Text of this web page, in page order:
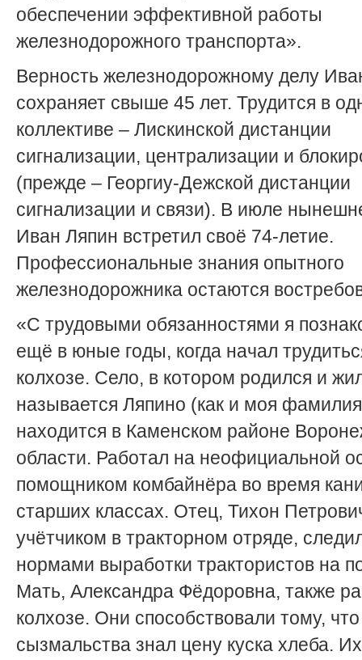
обеспечении эффективной работы
железнодорожного транспорта».
Верность железнодорожному делу
сохраняет свыше 45 лет. Трудится в
коллективе – Лискинской дистанции
сигнализации, централизации и
(прежде – Георгиу-Дежской дистанции
сигнализации и связи). В июле
Иван Ляпин встретил своё 74-летие.
Профессиональные знания опытного
железнодорожника остаются
«С трудовыми обязанностями я
ещё в юные годы, когда начал
колхозе. Село, в котором родился и
называется Ляпино (как и моя
находится в Каменском районе
области. Работал на неофициальной
помощником комбайнёра во время
старших классах. Отец, Тихон
учётчиком в тракторном отряде,
нормами выработки трактористов на
Мать, Александра Фёдоровна, также
колхозе. Они способствовали тому,
сызмальства знал цену куска хлеба. Их